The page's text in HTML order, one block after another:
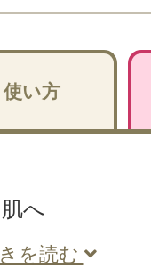
使い方
へ
を読む